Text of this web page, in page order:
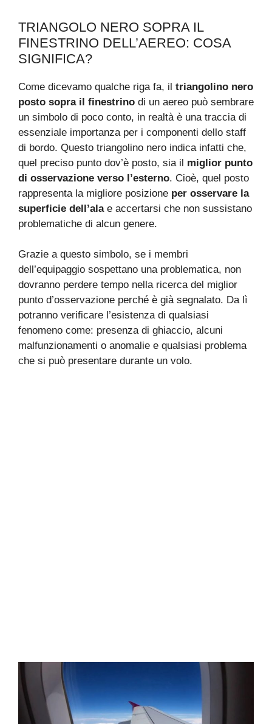
TRIANGOLO NERO SOPRA IL
FINESTRINO DELL’AEREO: COSA
SIGNIFICA?
Come dicevamo qualche riga fa, il triangolino nero
posto sopra il finestrino di un aereo può sembrare
un simbolo di poco conto, in realtà è una traccia di
essenziale importanza per i componenti dello staff
di bordo. Questo triangolino nero indica infatti che,
quel preciso punto dov’è posto, sia il miglior punto
di osservazione verso l’esterno. Cioè, quel posto
rappresenta la migliore posizione per osservare la
superficie dell’alae accertarsi che non sussistano
problematiche di alcun genere.
Grazie a questo simbolo, se i membri
dell’equipaggio sospettano una problematica, non
dovranno perdere tempo nella ricerca del miglior
punto d’osservazione perché è già segnalato. Da lì
potranno verificare l’esistenza di qualsiasi
fenomeno come: presenza di ghiaccio, alcuni
malfunzionamenti o anomalie e qualsiasi problema
che si può presentare durante un volo.